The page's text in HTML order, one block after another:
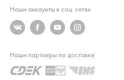
Наши аккаунты в соц. сетях
Наши партнеры по доставке